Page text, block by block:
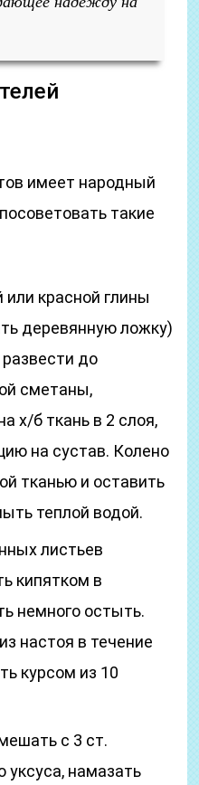
имеет народный
такие
или красной глины
деревянную ложку)
до
сметаны,
х/б ткань в 2 слоя,
на сустав. Колено
тканью и оставить
теплой водой.
листьев
кипятком в
немного остыть.
настоя в течение
курсом из 10
с 3 ст.
уксуса, намазать